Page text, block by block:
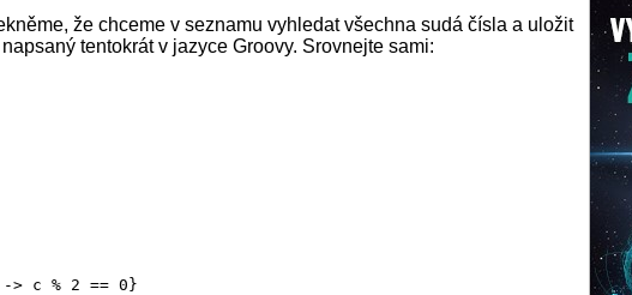
že chceme v seznamu vyhledat všechna sudá čísla a uložit
tentokrát v jazyce Groovy. Srovnejte sami:
c % 2 == 0}